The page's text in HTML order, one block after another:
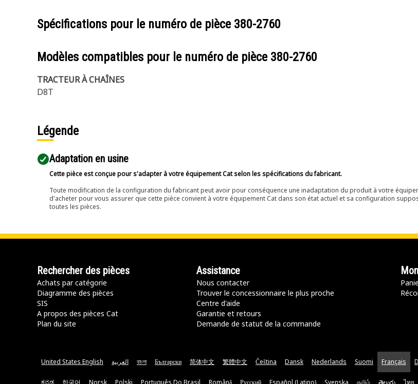
Spécifications pour le numéro de pièce 380-2760
Modèles compatibles pour le numéro de pièce 380-2760
TRACTEUR À CHAÎNES
D8T
Légende
Adaptation en usine
Cette pièce est conçue pour s'adapter à votre équipement Cat selon les spécifications du fabricant.
Toute modification de la configuration du fabricant peut avoir pour conséquence une inadaptation du produit à votre
d'acheter pour vous assurer que cette pièce convient à votre équipement Cat dans son état actuel et sa configuration
toutes les pièces.
Rechercher des pièces
Achats par catégorie
Diagramme des pièces
SIS
A propos des pièces Cat
Plan du site
Assistance
Nous contacter
Trouver le concessionnaire le plus proche
Centre d'aide
Garantie et retours
Demande de statut de la commande
United States English العربية বাংলা Български 简体中文 繁體中文 Čeština Dansk Nederlands Suomi Français
ಕನ್ನಡ 한국어 Norsk Polski Português Do Brasil Română Русский Español (Latino) Svenska தமிழ் తెలుగు ไทย